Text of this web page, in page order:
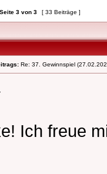
Seite 3 von 3 [ 33 Beiträge ]
Re: 37. Gewinnspiel
Ich freue